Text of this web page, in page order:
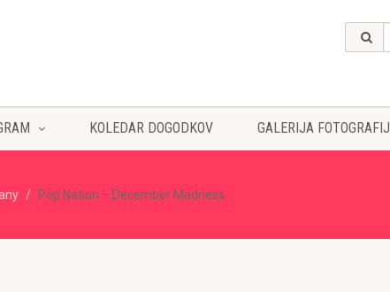
KOLEDAR DOGODKOV GALERIJA FOTOGRAFIJ
Pop Nation – December Madness